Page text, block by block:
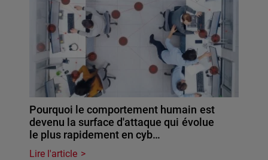
Pourquoi le comportement humain est
devenu la surface d'attaque qui évolue
le plus rapidement en cyb…
Lire l'article